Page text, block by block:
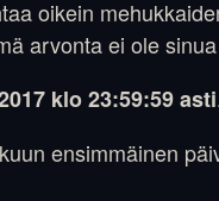
oikein
arvonta ei ole
klo 23:59:59 asti
ensimmäinen